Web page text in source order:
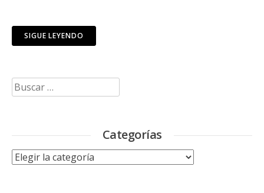
SIGUE LEYENDO
Buscar:
Categorías
Categorías